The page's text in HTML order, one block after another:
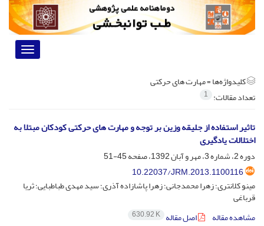
Toggle
کلیدواژه‌ها =مهارت های حرکتی
تعداد مقالات: 1
تاثیر استفاده از جلیقه وزین بر توجه و مهارت های حرکتی کودکان مبتلا به
اختلالات یادگیری
دوره 2، شماره 3، مهر و آبان 1392، صفحه
45-51
10.22037/JRM.2013.1100116
مینو کلانتری؛ زهرا محمدجانی؛ زهرا پاشازاده آذری؛ سید مهدی طباطبایی؛ ثریا
قرباغی
مشاهده مقاله
اصل مقاله 630.92 K